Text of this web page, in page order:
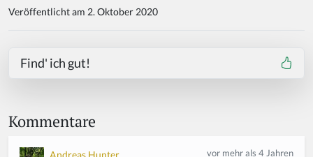
Veröffentlicht am 2. Oktober 2020
Find' ich gut!
Kommentare
Andreas Hunter vor mehr als 4 Jahren